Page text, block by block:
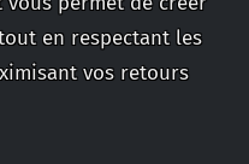
en respectant les
vos retours